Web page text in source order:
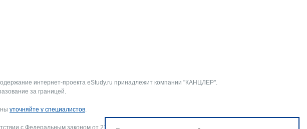
интернет-проекта eStudy.ru принадлежит компании "КАНЦЛЕР".
за границей.
уточняйте у специалистов.
с Федеральным законом от 27.07.2006 г. № 152-ФЗ «О персональных данных».